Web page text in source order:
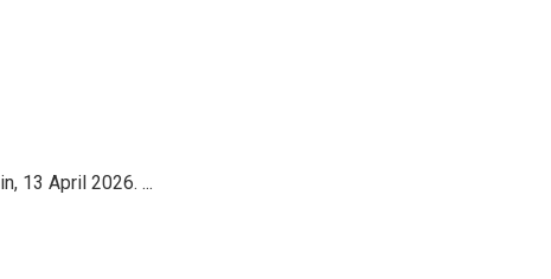
13 April 2026. ...